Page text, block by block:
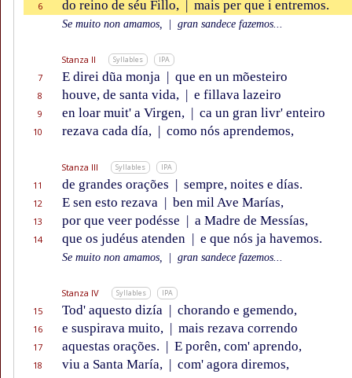
6 do reino de séu Fillo, | mais per que i entremos.
Se muito non amamos, gran sandece fazemos...
Stanza II Syllables IPA
7 E direi dũa monja | que en un mõesteiro
8 houve, de santa vida, | e fillava lazeiro
9 en loar muit' a Virgen, | ca un gran livr' enteiro
10 rezava cada día, | como nós aprendemos,
Stanza III Syllables IPA
11 de grandes orações | sempre, noites e días.
12 E sen esto rezava | ben mil Ave Marías,
13 por que veer podésse | a Madre de Messías,
14 que os judéus atenden | e que nós ja havemos.
Se muito non amamos, gran sandece fazemos...
Stanza IV Syllables IPA
15 Tod' aquesto dizía | chorando e gemendo,
16 e suspirava muito, | mais rezava correndo
17 aquestas orações. | E porên, com' aprendo,
18 viu a Santa María, | com' agora diremos,